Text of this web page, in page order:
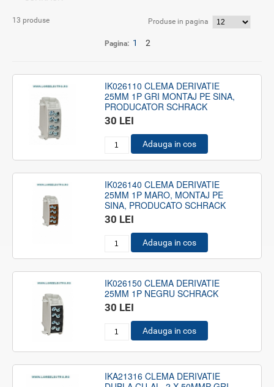
13 produse Produse in pagina
Pagina: 1 2
IK026110 CLEMA DERIVATIE
25MM 1P GRI MONTAJ PE SINA,
PRODUCATOR SCHRACK
30 LEI
Adauga in cos
IK026140 CLEMA DERIVATIE
25MM 1P MARO, MONTAJ PE
SINA, PRODUCATO SCHRACK
30 LEI
Adauga in cos
IK026150 CLEMA DERIVATIE
25MM 1P NEGRU SCHRACK
30 LEI
Adauga in cos
IKA21316 CLEMA DERIVATIE